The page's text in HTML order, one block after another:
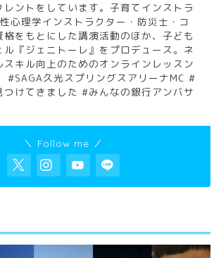
ントをしています。子育てインストラ
心理学インストラクター・防災士・コ
格をもとにした講演活動のほか、子ども
ル『ジェニトーレ』をプロデュース。ネ
スキル向上のためのオンラインレッスン
#SAGA久光スプリングスアリーナMC #
つけてきました #みんなの銀行アンバサ
＼ Follow me ／